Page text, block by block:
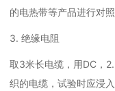
的电热带等产品进行对照
3. 绝缘电阻
取3米长电缆，用DC，
织的电缆，试验时应浸